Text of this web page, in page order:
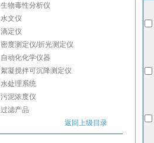
生物毒性分析仪
水文仪
滴定仪
密度测定仪/折光测定仪
自动化化学仪器
絮凝搅拌可沉降测定仪
水处理系统
污泥浓度仪
过滤产品
返回上级目录